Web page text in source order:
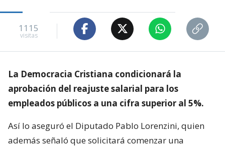
1115
visitas
La Democracia Cristiana condicionará la
aprobación del reajuste salarial para los
empleados públicos a una cifra superior al 5%.
Así lo aseguró el Diputado Pablo Lorenzini, quien
además señaló que solicitará comenzar una